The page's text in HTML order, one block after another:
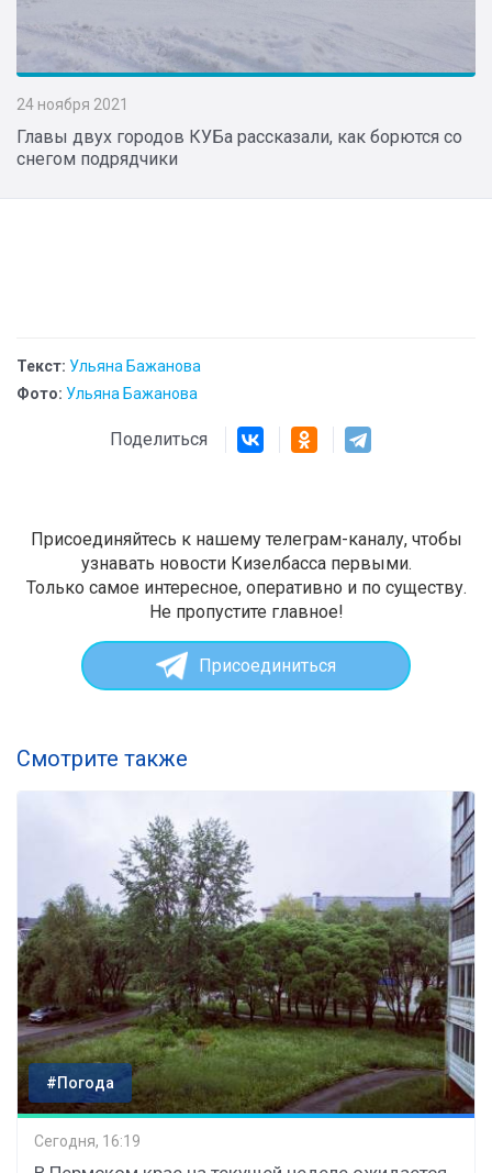
24 ноября 2021
Главы двух городов КУБа рассказали, как борются со
снегом подрядчики
Текст: Ульяна Бажанова
Фото: Ульяна Бажанова
Поделиться
Присоединяйтесь к нашему телеграм-каналу, чтобы
узнавать новости Кизелбасса первыми.
Только самое интересное, оперативно и по существу.
Не пропустите главное!
Присоединиться
Смотрите также
#Погода
Сегодня, 16:19